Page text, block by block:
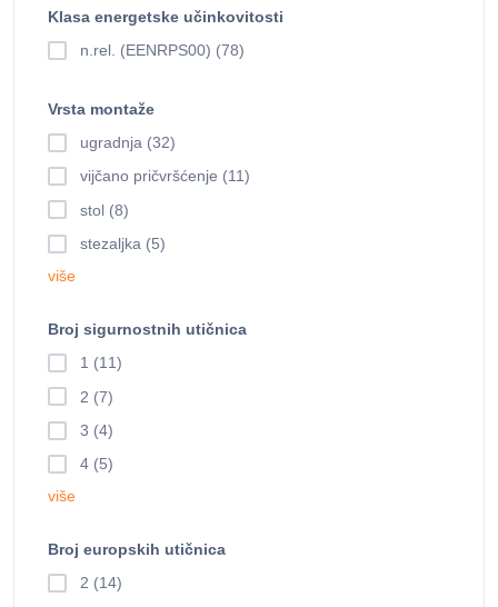
Klasa energetske učinkovitosti
n.rel. (EENRPS00) (78)
Vrsta montaže
ugradnja (32)
vijčano pričvršćenje (11)
stol (8)
stezaljka (5)
više
Broj sigurnostnih utičnica
1 (11)
2 (7)
3 (4)
4 (5)
više
Broj europskih utičnica
2 (14)